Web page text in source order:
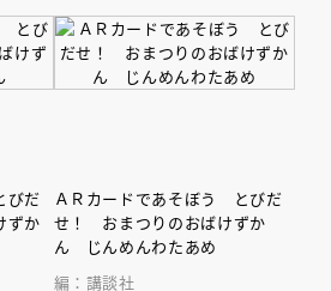
びだ
ずか
ＡＲカードであそぼう とびだ
せ！ おまつりのおばけずか
ん じんめんわたあめ
編：講談社